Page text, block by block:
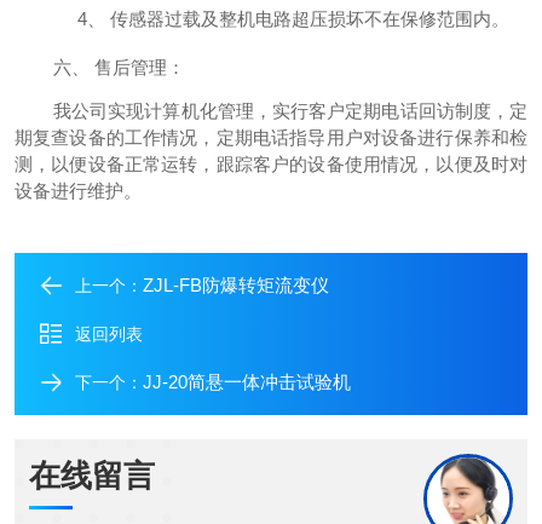
4、 传感器过载及整机电路超压损坏不在保修范围内。
六、 售后管理：
我公司实现计算机化管理，实行客户定期电话回访制度，定
期复查设备的工作情况，定期电话指导用户对设备进行保养和检
测，以便设备正常运转，跟踪客户的设备使用情况，以便及时对
设备进行维护。
上一个： ZJL-FB防爆转矩流变仪
返回列表
下一个： JJ-20简悬一体冲击试验机
在线留言